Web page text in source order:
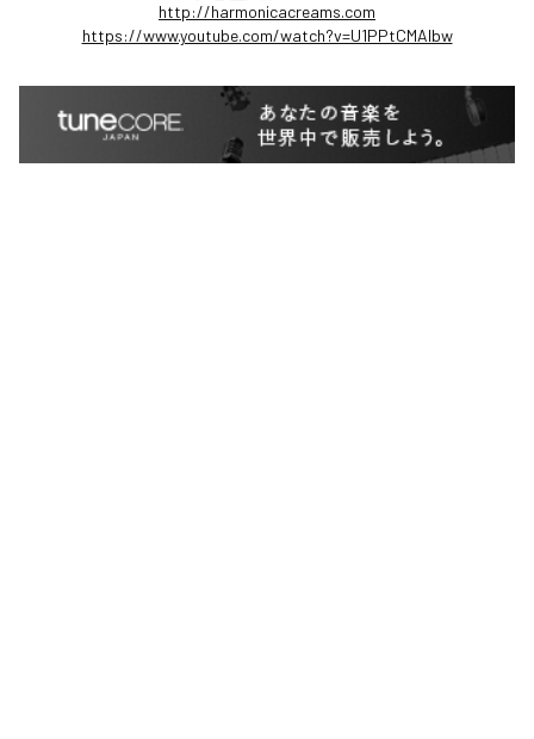
http://harmonicacreams.com
https://www.youtube.com/watch?v=U1PPtCMAlbw